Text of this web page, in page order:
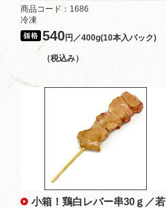
商品コード：1686
冷凍
540円／400g(10本入パック)
（税込み）
小箱！鶏白レバー串30ｇ／若